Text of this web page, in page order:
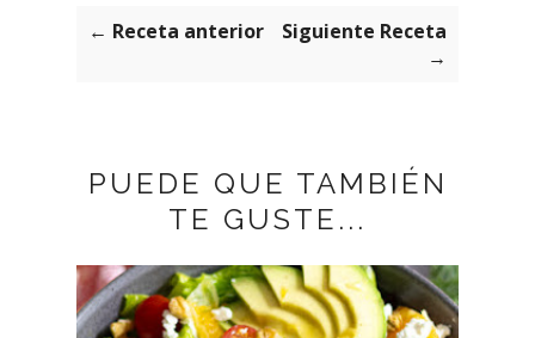
← Receta anterior
Siguiente Receta
→
PUEDE QUE TAMBIÉN
TE GUSTE...